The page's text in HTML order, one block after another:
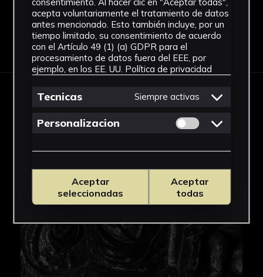
Descargar Ficha
IMÁGENES
acepta voluntariamente el tratamiento de datos
antes mencionado. Esto también incluye, por un
tiempo limitado, su consentimiento de acuerdo
con el Artículo 49 (1) (a) GDPR para el
procesamiento de datos fuera del EEE, por
ejemplo, en los EE. UU. Política de privacidad
Tecnicas Siempre activas
Personalizacion Permitir cookies
Aceptar
seleccionadas
Aceptar
todas